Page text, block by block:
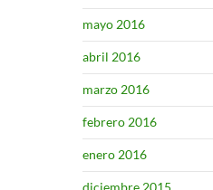
mayo 2016
abril 2016
marzo 2016
febrero 2016
enero 2016
diciembre 2015